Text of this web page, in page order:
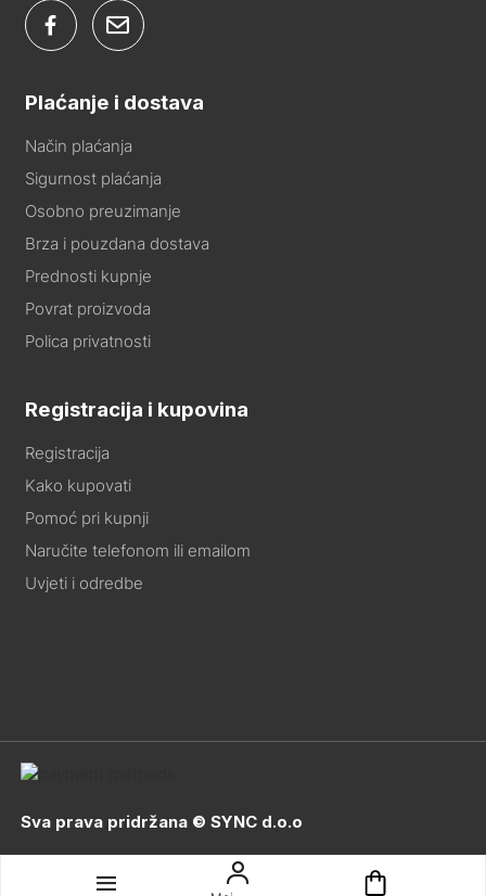
Plaćanje i dostava
Način plaćanja
Sigurnost plaćanja
Osobno preuzimanje
Brza i pouzdana dostava
Prednosti kupnje
Povrat proizvoda
Polica privatnosti
Registracija i kupovina
Registracija
Kako kupovati
Pomoć pri kupnji
Naručite telefonom ili emailom
Uvjeti i odredbe
Sva prava pridržana © SYNC d.o.o